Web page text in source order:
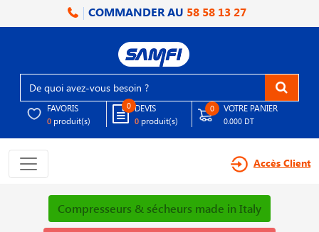
COMMANDER AU 58 58 13 27
FAVORIS
0 produit(s)
0 DEVIS
0 produit(s)
0 VOTRE PANIER
0.000 DT
Accès Client
Compresseurs & sécheurs made in Italy